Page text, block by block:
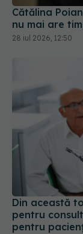
Cătălina
nu mai are
28 iul 2026, 12:50
Din această
pentru
pentru